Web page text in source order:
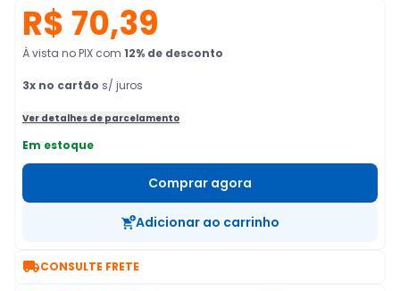
R$ 70,39
À vista no PIX com 12% de desconto
3x no cartão s/ juros
Ver detalhes de parcelamento
Em estoque
Comprar agora
Adicionar ao carrinho
CONSULTE FRETE